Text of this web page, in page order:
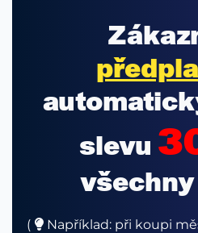
slevu
(
Například: při koupi